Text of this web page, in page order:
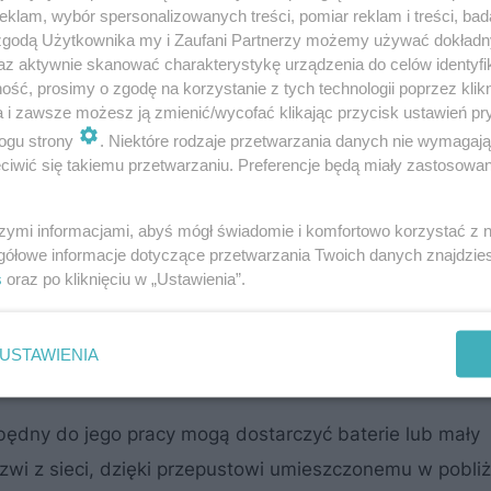
tym więcej też trzeba kluczy zamówić.
zamka, bo a nuż wcale się nie zapodziały,
lub breloki, które przystawia się do
zamka
w różnych punktach na obwodzie skrzydła.
do jego pracy mogą dostarczyć baterie lub mały
z sieci, dzięki przepustowi umieszczonemu w
wybór spersonalizowanych treści, pomiar reklam i treści,
Użytkownika my i Zaufani Partnerzy możemy używać
aktywnie skanować charakterystykę urządzenia do celów
prosimy o zgodę na korzystanie z tych technologii poprzez
i zawsze możesz ją zmienić/wycofać klikając przycisk ustawień
strony
. Niektóre rodzaje przetwarzania danych nie
się takiemu przetwarzaniu. Preferencje będą miały
informacjami, abyś mógł świadomie i komfortowo korzystać z
informacje dotyczące przetwarzania Twoich danych
oraz po kliknięciu w „Ustawienia”.
USTAWIENIA